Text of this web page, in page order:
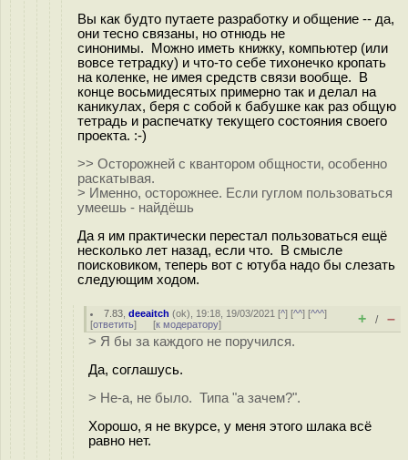
Вы как будто путаете разработку и общение -- да,
они тесно связаны, но отнюдь не
синонимы. Можно иметь книжку, компьютер (или
вовсе тетрадку) и что-то себе тихонечко кропать
на коленке, не имея средств связи вообще. В
конце восьмидесятых примерно так и делал на
каникулах, беря с собой к бабушке как раз общую
тетрадь и распечатку текущего состояния своего
проекта. :-)
>> Осторожней с квантором общности, особенно
раскатывая.
> Именно, осторожнее. Если гуглом пользоваться
умеешь - найдёшь
Да я им практически перестал пользоваться ещё
несколько лет назад, если что. В смысле
поисковиком, теперь вот с ютуба надо бы слезать
следующим ходом.
7.83 ,deeaitch (ok), 19:18, 19/03/2021 [^] [^^] [^^^]
[ответить] [к модератору] + / –
> Я бы за каждого не поручился.
Да, соглашусь.
> Не-а, не было. Типа "а зачем?".
Хорошо, я не вкурсе, у меня этого шлака всё
равно нет.